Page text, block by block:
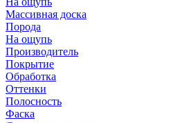
Массивная доска
Порода
На ощупь
Производитель
Покрытие
Обработка
Оттенки
Полосность
Фаска